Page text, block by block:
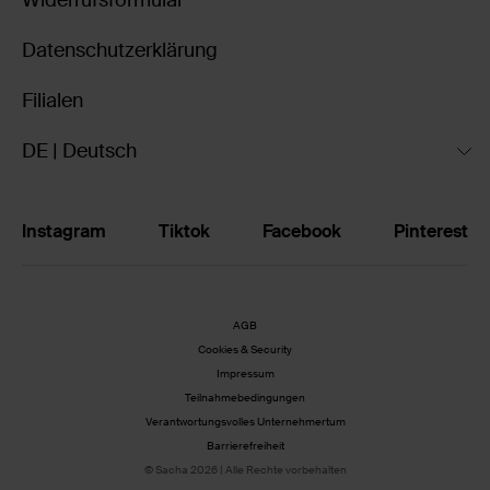
Datenschutzerklärung
Filialen
DE | Deutsch
Instagram Tiktok Facebook Pinterest
AGB
Cookies & Security
Impressum
Teilnahmebedingungen
Verantwortungsvolles Unternehmertum
Barrierefreiheit
© Sacha 2026 | Alle Rechte vorbehalten